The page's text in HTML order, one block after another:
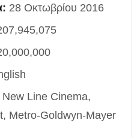
28 Οκτωβρίου 2016
New Line Cinema,
Metro-Goldwyn-Mayer